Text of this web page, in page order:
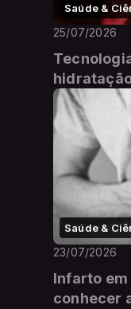
Saúde &
25/07/2026
Saúde &
23/07/2026
Infarto em
conhecer